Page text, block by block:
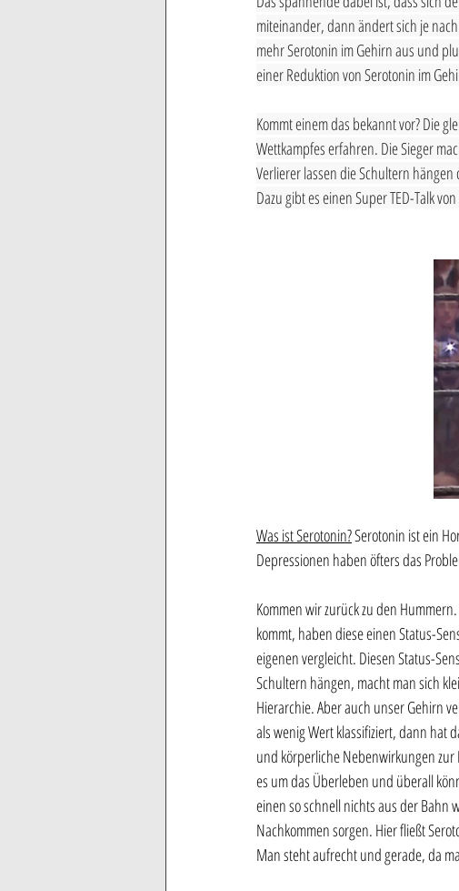
miteinander, dann ändert sich je
mehr Serotonin im Gehirn aus und
einer Reduktion von Serotonin im
Kommt einem das bekannt vor? Die
Wettkampfes erfahren. Die Sieger
Verlierer lassen die Schultern
Dazu gibt es einen Super TED-Talk
Was ist Serotonin? Serotonin ist ein
Depressionen haben öfters das
Kommen wir zurück zu den
kommt, haben diese einen Status-
eigenen vergleicht. Diesen Status-
Schultern hängen, macht man sich
Hierarchie. Aber auch unser Gehirn
als wenig Wert klassifiziert, dann hat
und körperliche Nebenwirkungen zur
es um das Überleben und überall
einen so schnell nichts aus der Bahn
Nachkommen sorgen. Hier fließt
Man steht aufrecht und gerade, da